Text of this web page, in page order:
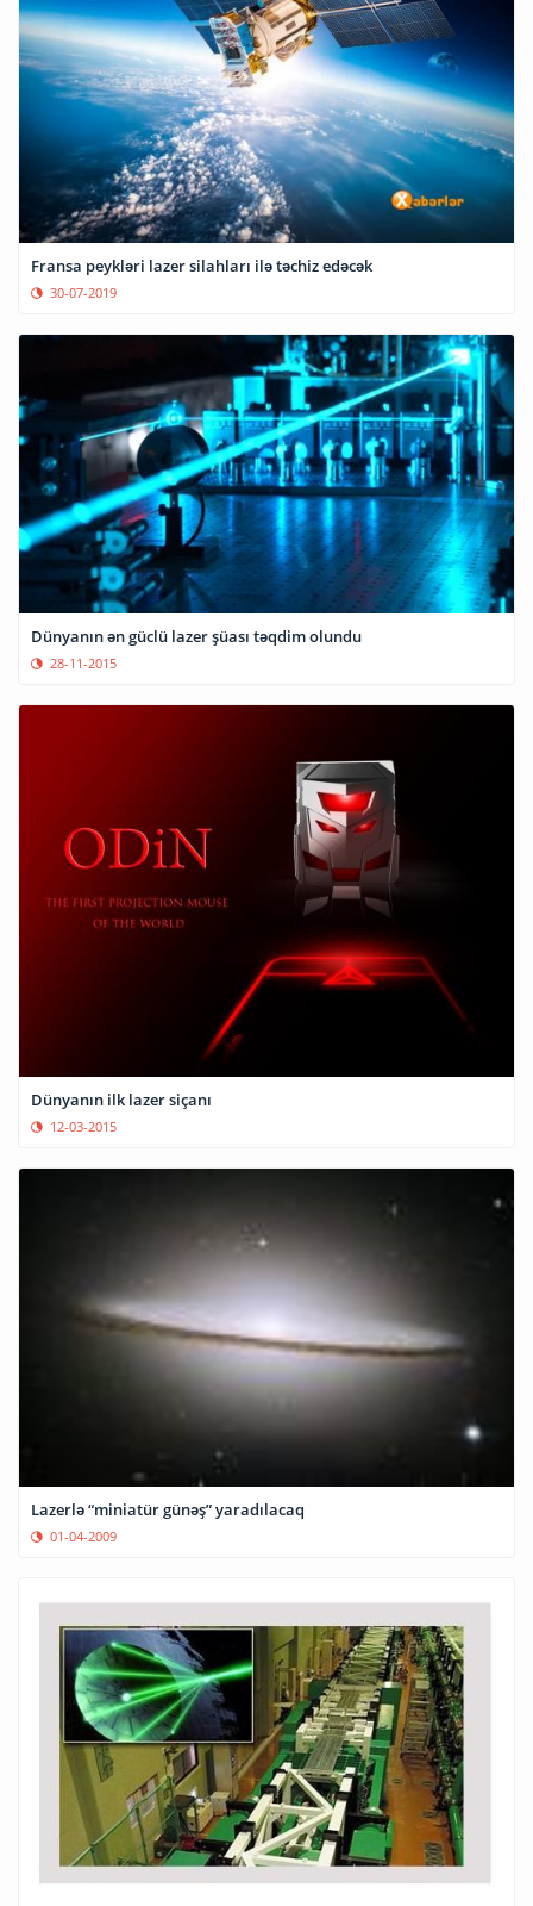
Fransa peykləri lazer silahları ilə təchiz edəcək
30-07-2019
Dünyanın ən güclü lazer şüası təqdim olundu
28-11-2015
Dünyanın ilk lazer siçanı
12-03-2015
Lazerlə “miniatür günəş” yaradılacaq
01-04-2009